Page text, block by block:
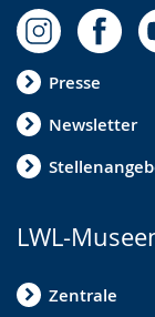
Presse
Newsletter
LWL-
Zentrale